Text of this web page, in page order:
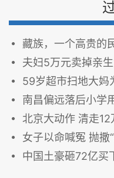
藏族，一个高贵的
夫妇5万元卖掉亲
59岁超市扫地大妈
南昌偏远落后小学
北京大动作 清走
女子以命喊冤 抛撒
中国土豪砸72亿买